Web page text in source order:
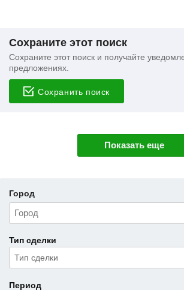
Город
Тип сделки
Тип сделки
Период
Сохраните этот поиск
Сохраните этот поиск и получайте
предложениях.
Сохранить поиск
Показать еще